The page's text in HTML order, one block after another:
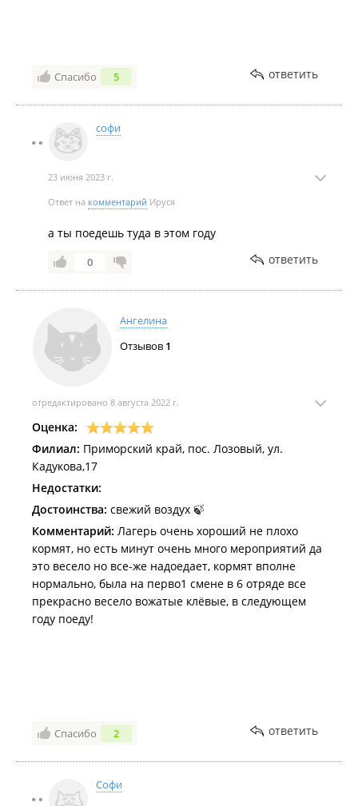
Спасибо 5 ответить
софи
23 июня 2023 г.
Ответ на комментарий Ируся
а ты поедешь туда в этом году
0 ответить
Ангелина
Отзывов 1
отредактировано 8 августа 2022 г.
Оценка:
Филиал: Приморский край, пос. Лозовый, ул.
Кадукова,17
Недостатки:
Достоинства: свежий воздух 🍃
Комментарий: Лагерь очень хороший не плохо
кормят, но есть минут очень много мероприятий да
это весело но все-же надоедает, кормят вполне
нормально, была на перво1 смене в 6 отряде все
прекрасно весело вожатые клёвые, в следующем
году поеду!
Спасибо 2 ответить
Софи